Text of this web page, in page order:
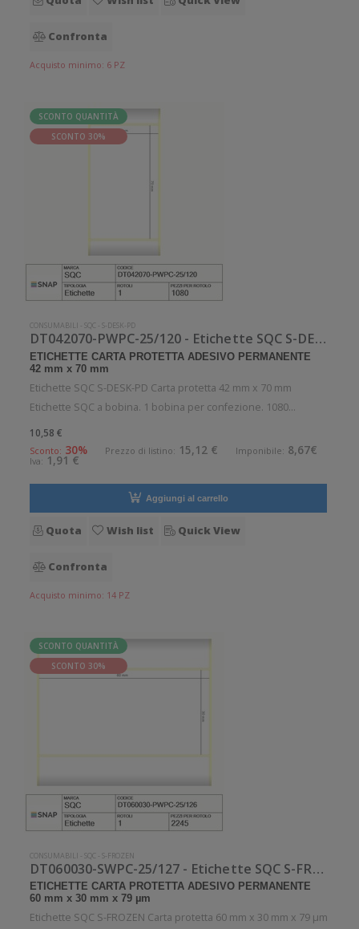
Confronta
Acquisto minimo: 6 PZ
SCONTO QUANTITÀ
SCONTO 30%
CONSUMABILI -SQC -S-DESK-PD
DT042070-PWPC-25/120 - Etichette SQC S-DESK-PD Carta protetta
ETICHETTE CARTA PROTETTA ADESIVO PERMANENTE
42 mm x 70 mm
Etichette SQC S-DESK-PD Carta protetta 42 mm x 70 mm
Etichette SQC a bobina. 1 bobina per confezione. 1080
etichette per bobina. Etichette in carta protetta con adesivo
permanente. Diametro interno: 25 mm. Diametro esterno: 120
mm. Tipo: Supporto
10,58 €
Sconto: 30% Prezzo di listino: 15,12 € Imponibile: 8,67€
Iva: 1,91 €
Aggiungi al carrello
Quota Wish list Quick View
Confronta
Acquisto minimo: 14 PZ
SCONTO QUANTITÀ
SCONTO 30%
CONSUMABILI -SQC -S-FROZEN
DT060030-SWPC-25/127 - Etichette SQC S-FROZEN Carta protetta
ETICHETTE CARTA PROTETTA ADESIVO PERMANENTE
60 mm x 30 mm x 79 µm
Etichette SQC S-FROZEN Carta protetta 60 mm x 30 mm x 79 µm